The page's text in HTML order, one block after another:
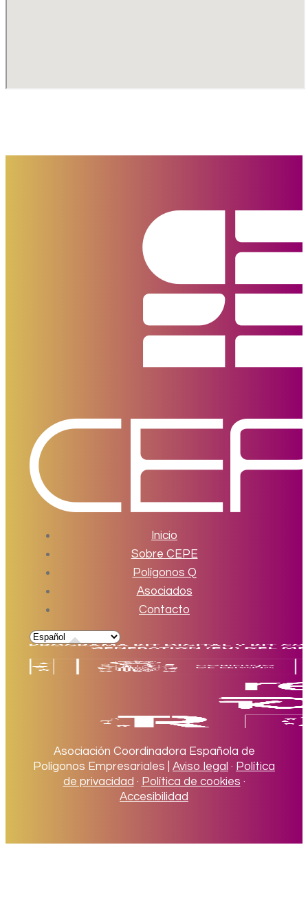
Inicio
Sobre CEPE
Polígonos Q
Asociados
Contacto
Asociación Coordinadora Española de
Polígonos Empresariales | Aviso legal · Política
de privacidad · Política de cookies ·
Accesibilidad